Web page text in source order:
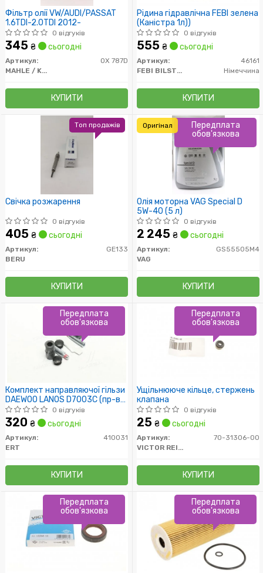
Фільтр олії VW/AUDI/PASSAT
1.6TDI-2.0TDI 2012-
0 відгуків
345 ₴ сьогодні
Артикул:
OX 787D
MAHLE / KNECHT
КУПИТИ
Рідина гідравлічна FEBI зелена
(Каністра 1л))
0 відгуків
555 ₴ сьогодні
Артикул:
46161
FEBI BILSTEIN
Німеччина
КУПИТИ
Свічка розжарення
0 відгуків
405 ₴ сьогодні
Артикул:
GE133
BERU
КУПИТИ
Топ продажів
Олія моторна VAG Special D
5W-40 (5 л)
0 відгуків
2 245 ₴ сьогодні
Артикул:
GS55505M4
VAG
КУПИТИ
Передплата
обов'язкова
Оригінал
Комплект направляючої гільзи
DAEWOO LANOS D7003C (пр-во
ERT)
0 відгуків
320 ₴ сьогодні
Артикул:
410031
ERT
КУПИТИ
Передплата
обов'язкова
Ущільнююче кільце, стержень
клапана
0 відгуків
25 ₴ сьогодні
Артикул:
70-31306-00
VICTOR REINZ
КУПИТИ
Передплата
обов'язкова
Передплата
обов'язкова
Передплата
обов'язкова